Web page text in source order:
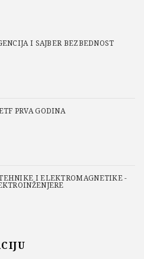
I SAJBER BEZBEDNOST
PRVA GODINA
I ELEKTROMAGNETIKE -